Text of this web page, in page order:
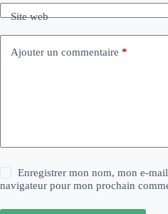
Site web
Ajouter un commentaire *
Enregistrer mon nom, mon e-
navigateur pour mon prochain